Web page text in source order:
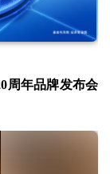
周年品牌发布会